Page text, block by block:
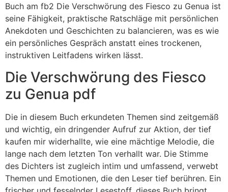
Buch am fb2 Die Verschwörung des Fiesco zu Genua ist
seine Fähigkeit, praktische Ratschläge mit persönlichen
Anekdoten und Geschichten zu balancieren, was es wie
ein persönliches Gespräch anstatt eines trockenen,
instruktiven Leitfadens wirken lässt.
Die Verschwörung des Fiesco
zu Genua pdf
Die in diesem Buch erkundeten Themen sind zeitgemäß
und wichtig, ein dringender Aufruf zur Aktion, der tief
kaufen mir widerhallte, wie eine mächtige Melodie, die
lange nach dem letzten Ton verhallt war. Die Stimme
des Dichters ist zugleich intim und umfassend, verwebt
Themen und Emotionen, die den Leser tief berühren. Ein